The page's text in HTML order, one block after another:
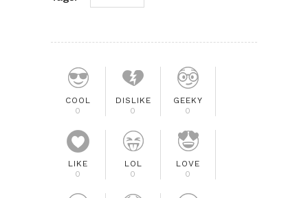
COOL
0
DISLIKE
0
GEEKY
0
LIKE
0
LOL
0
LOVE
0